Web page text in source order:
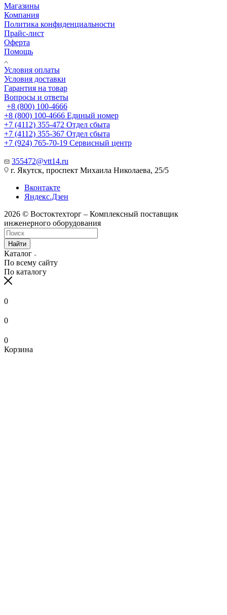
Магазины
Компания
Политика конфиденциальности
Прайс-лист
Оферта
Помощь
Условия оплаты
Условия доставки
Гарантия на товар
Вопросы и ответы
+8 (800) 100-4666
+8 (800) 100-4666 Единый номер
+7 (4112) 355-472 Отдел сбыта
+7 (4112) 355-367 Отдел сбыта
+7 (924) 765-70-19 Сервисный центр
355472@vtt14.ru
г. Якутск, проспект Михаила Николаева, 25/5
Вконтакте
Яндекс.Дзен
2026 © Востоктехторг – Комплексный поставщик
инженерного оборудования
Найти
Каталог
По всему сайту
По каталогу
0
0
0
Корзина